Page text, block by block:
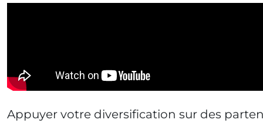
Appuyer votre diversification sur des